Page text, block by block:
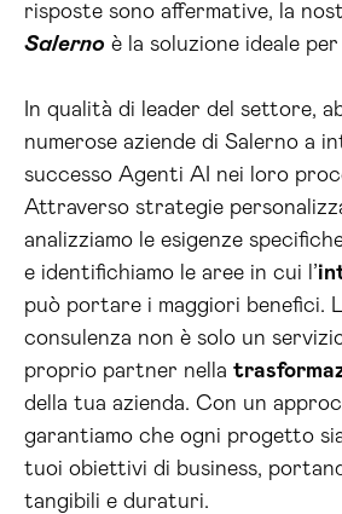
risposte sono affermative, la
Salerno è la soluzione ideale
In qualità di leader del settore,
numerose aziende di Salerno a
successo Agenti AI nei loro
Attraverso strategie
analizziamo le esigenze
e identifichiamo le aree in cui l’
può portare i maggiori benefici.
consulenza non è solo un
proprio partner nella
della tua azienda. Con un
garantiamo che ogni progetto
tuoi obiettivi di business,
tangibili e duraturi.